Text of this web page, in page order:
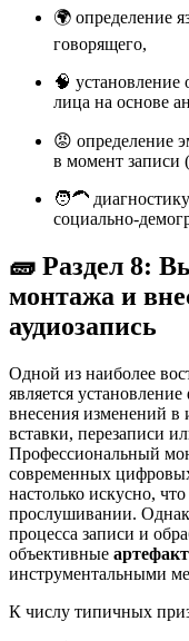
🌍 определение
говорящего,
🧠 установление
лица на основе
😡 определение
в момент записи
🧑‍🦱
социально-
🧱 Раздел 8:
монтажа и
аудиозапись
Одной из наиболее
является установление
внесения изменений в
вставки, перезаписи
Профессиональный
современных
настолько искусно,
прослушивании.
процесса записи и
объективные
инструментальными
К числу типичных